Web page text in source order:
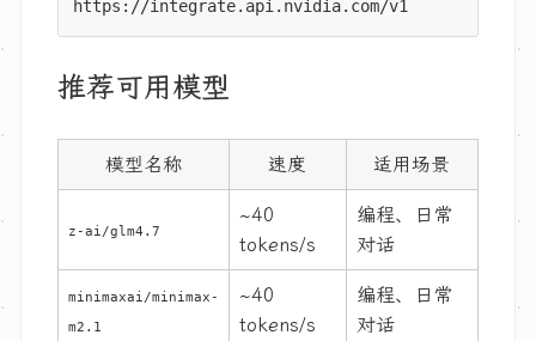
推荐可用模型
模型名称 速度 适用场景
z-ai/glm4.7
~40
tokens/s
编程、日常
对话
minimaxai/minimax-
m2.1
~40
tokens/s
编程、日常
对话